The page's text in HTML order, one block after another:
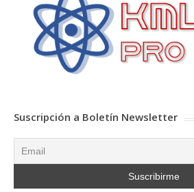
Suscripción a Boletín Newsletter